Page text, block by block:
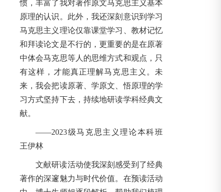
惯，丰富了我对著作原文马克思主义基本
原理的认识。此外，我还深刻意识到学习
马克思主义理论仅靠课堂学习、教材记忆
和拜读论文是不行的，更重要的是在原著
中体会马克思等人的思维方式和观点，只
有这样，才能真正理解马克思主义。未
来，我会把读原著、学原文、悟原理的学
习方式坚持下去，持续地研读学科经典文
献。
——2023级马克思主义理论本科班
王伊林
文献研读活动使我深刻感受到了经典
著作的深邃魅力与时代价值。在预读活动